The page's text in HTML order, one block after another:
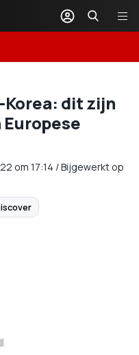
Korea: dit zijn
om 17:14 /Bijgewerkt op